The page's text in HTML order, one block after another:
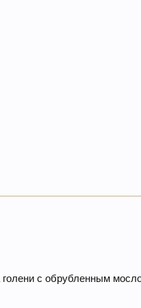
с обрубленным